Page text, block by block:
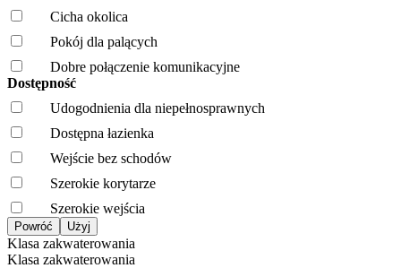
Cicha okolica
Pokój dla palących
Dobre połączenie komunikacyjne
Dostępność
Udogodnienia dla niepełnosprawnych
Dostępna łazienka
Wejście bez schodów
Szerokie korytarze
Szerokie wejścia
Klasa zakwaterowania
Klasa zakwaterowania